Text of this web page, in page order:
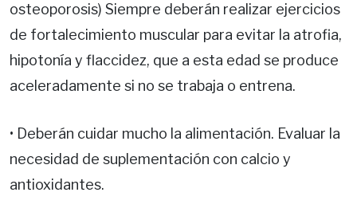
osteoporosis) Siempre deberán realizar ejercicios
de fortalecimiento muscular para evitar la atrofia,
hipotonía y flaccidez, que a esta edad se produce
aceleradamente si no se trabaja o entrena.
• Deberán cuidar mucho la alimentación. Evaluar la
necesidad de suplementación con calcio y
antioxidantes.